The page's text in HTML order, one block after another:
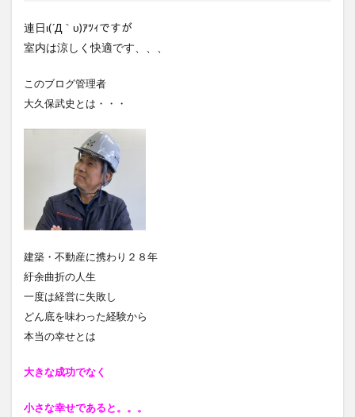
連日ι(´Д｀υ)ｱﾂｨですが
室内は涼しく快適です、、、
このブログ管理者
大久保武史とは・・・
建築・不動産に携わり２８年
紆余曲折の人生
一度は経営に失敗し
どん底を味わった経験から
本当の幸せとは
大きな成功でなく
小さな幸せであると。。。